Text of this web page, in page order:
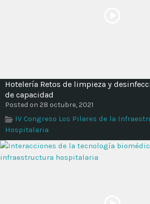
Hotelería Retos de limpieza y
de capacidad
Posted on 28 octubre, 2021
IV Congreso Los Pilares de la
Hospitalaria